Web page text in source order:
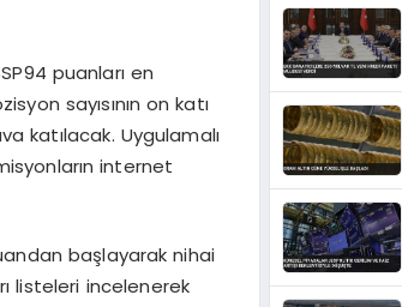
puanları en
sayısının on katı
katılacak. Uygulamalı
internet
başlayarak nihai
listeleri incelenerek